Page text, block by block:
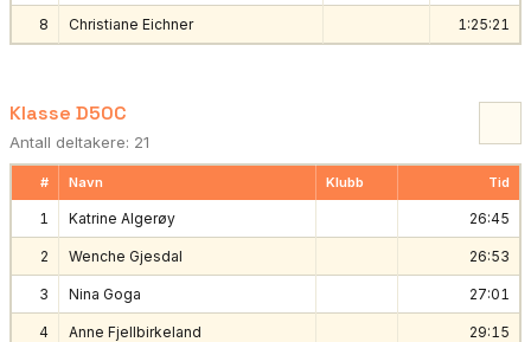
8 Christiane Eichner 1:25:21
Klasse D50C
Antall deltakere: 21
# Navn Klubb Tid
1 Katrine Algerøy 26:45
2 Wenche Gjesdal 26:53
3 Nina Goga 27:01
4 Anne Fjellbirkeland 29:15